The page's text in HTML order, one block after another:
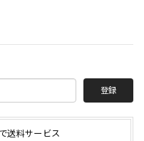
登録
送料サービス